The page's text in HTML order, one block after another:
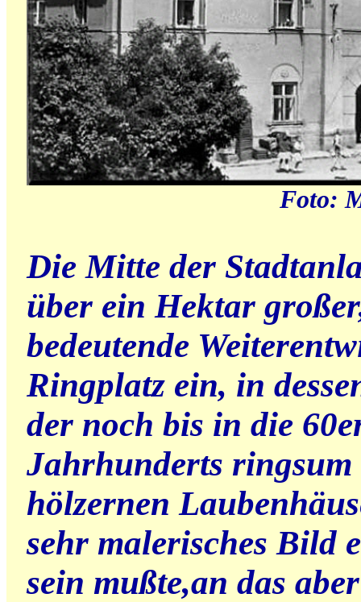
Foto:
Die Mitte der
über ein Hektar
bedeutende
Ringplatz ein, in
der noch bis in die
Jahrhunderts
hölzernen
sehr malerisches Bild
sein mußte,an das